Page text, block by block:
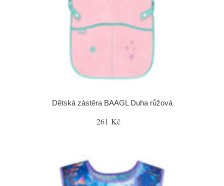
Dětská zástěra BAAGL Duha růžová
261 Kč